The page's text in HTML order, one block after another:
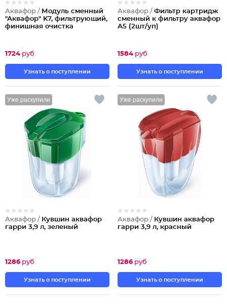
Аквафор / Модуль сменный
"Аквафор" K7, фильтрующий,
финишная очистка
1724 руб
Узнать о поступлении
Аквафор / Фильтр картридж
сменный к фильтру аквафор
А5 (2шт/уп)
1584 руб
Узнать о поступлении
Уже раскупили
Аквафор / Кувшин аквафор
гарри 3,9 л, зеленый
1286 руб
Узнать о поступлении
Уже раскупили
Аквафор / Кувшин аквафор
гарри 3,9 л, красный
1286 руб
Узнать о поступлении